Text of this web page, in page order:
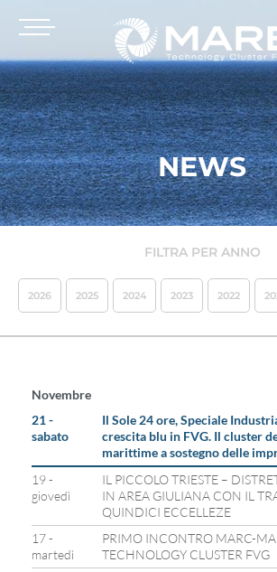
NEWS
FILTRA PER ANNO
2026 2025 2024 2023 2022
Novembre
21 -
sabato
Il Sole 24 ore, Speciale
crescita blu in FVG. Il cluster
marittime a sostegno delle
19 -
giovedì
IL PICCOLO TRIESTE –
IN AREA GIULIANA CON IL
QUINDICI ECCELLEZE
17 -
martedì
PRIMO INCONTRO MARC-
TECHNOLOGY CLUSTER FVG